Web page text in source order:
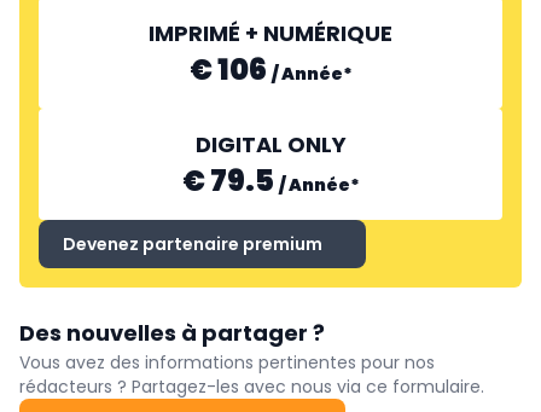
IMPRIMÉ + NUMÉRIQUE
€ 106 /Année*
DIGITAL ONLY
€ 79.5 /Année*
Devenez partenaire premium
Des nouvelles à partager ?
Vous avez des informations pertinentes pour nos
rédacteurs ? Partagez-les avec nous via ce formulaire.